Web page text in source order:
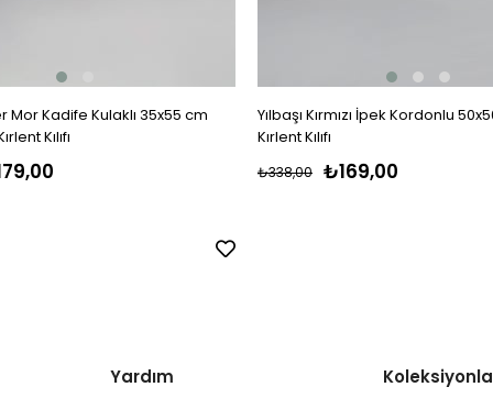
Mor Kadife Kulaklı 35x55 cm
Kılıfı
Yılbaşı Kırmızı İpek Kordonlu
Kırlent Kılıfı
₺169,00
₺338,00
Yardım